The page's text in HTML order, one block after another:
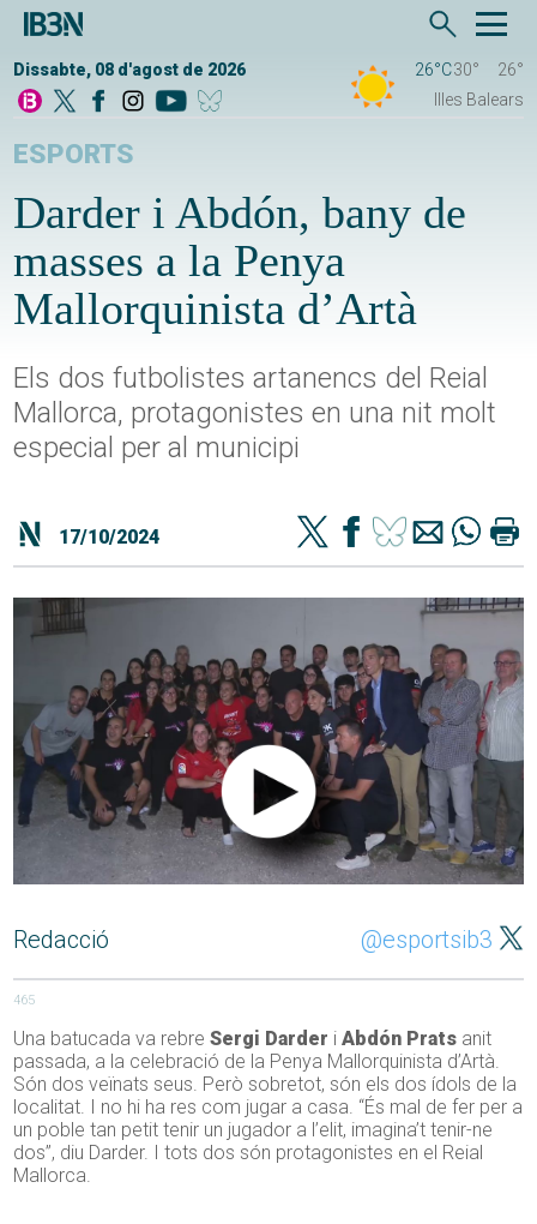
Dissabte, 08 d'agost de 2026 26°C30°
26°
Illes Balears
ESPORTS
Darder i Abdón, bany de
masses a la Penya
Mallorquinista d’Artà
Els dos futbolistes artanencs del Reial
Mallorca, protagonistes en una nit molt
especial per al municipi
17/10/2024
Redacció @esportsib3
465
Una batucada va rebreSergi Darder iAbdón Prats anit
passada, a la celebració de la Penya Mallorquinista d’Artà.
Són dos veïnats seus. Però sobretot, són els dos ídols de la
localitat. I no hi ha res com jugar a casa. “És mal de fer per a
un poble tan petit tenir un jugador a l’elit, imagina’t tenir-ne
dos”, diu Darder. I tots dos són protagonistes en el Reial
Mallorca.